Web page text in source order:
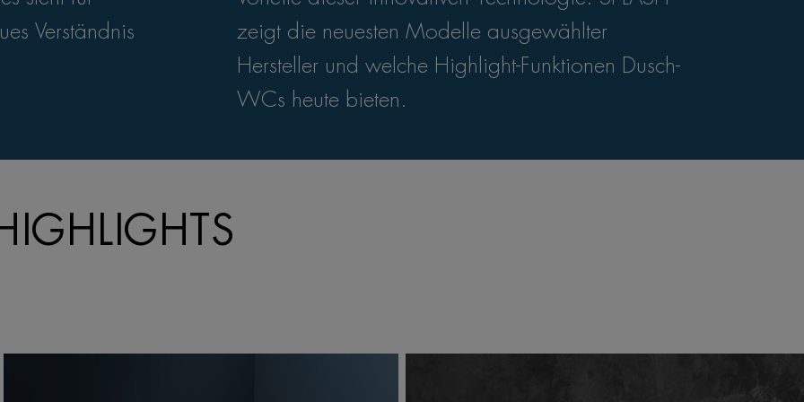
Verständnis
zeigt die neuesten Modelle ausgewählter
Hersteller und welche Highlight-Funktionen Dusch-
WCs heute bieten.